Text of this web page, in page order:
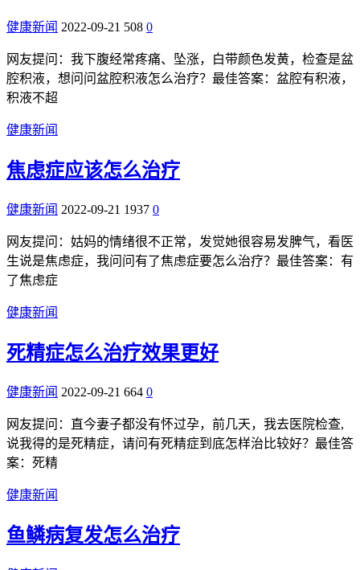
健康新闻 2022-09-21 508 0
网友提问：我下腹经常疼痛、坠涨，白带颜色发黄，检查是盆
腔积液，想问问盆腔积液怎么治疗？最佳答案：盆腔有积液，
积液不超
健康新闻
焦虑症应该怎么治疗
健康新闻 2022-09-21 1937 0
网友提问：姑妈的情绪很不正常，发觉她很容易发脾气，看医
生说是焦虑症，我问问有了焦虑症要怎么治疗？最佳答案：有
了焦虑症
健康新闻
死精症怎么治疗效果更好
健康新闻 2022-09-21 664 0
网友提问：直今妻子都没有怀过孕，前几天，我去医院检查,
说我得的是死精症，请问有死精症到底怎样治比较好？最佳答
案：死精
健康新闻
鱼鳞病复发怎么治疗